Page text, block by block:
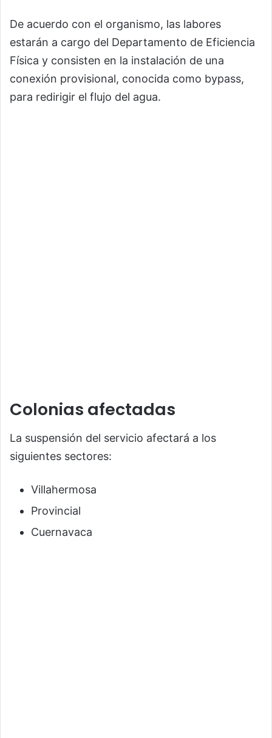
De acuerdo con el organismo, las labores
estarán a cargo del Departamento de Eficiencia
Física y consisten en la instalación de una
conexión provisional, conocida como bypass,
para redirigir el flujo del agua.
Colonias afectadas
La suspensión del servicio afectará a los
siguientes sectores:
Villahermosa
Provincial
Cuernavaca